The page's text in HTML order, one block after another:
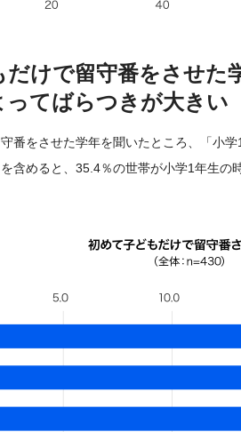
けで留守番をさせた
ってばらつきが大きい
番をさせた学年を聞いたところ、「小
含めると、35.4％の世帯が小学1年生の